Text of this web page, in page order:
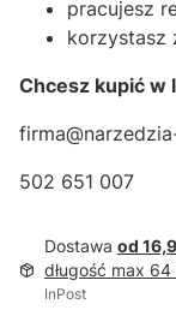
pracujesz
korzystasz
Chcesz kupić w
502 651 007
Dostawa od
długość max 64
InPost